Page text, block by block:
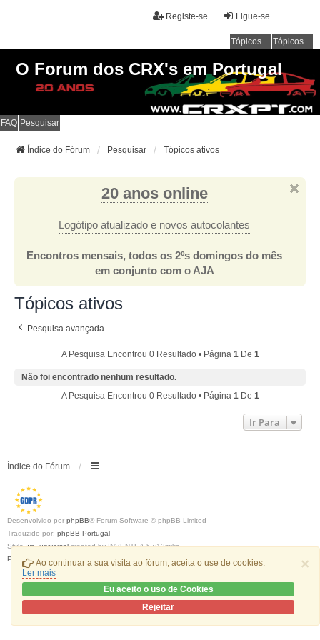
×
Ao continuar a sua visita ao fórum, aceita o use de cookies.
Ler mais
Eu aceito o uso de Cookies
Rejeitar
Ligue-se
Registe-se
Tópicos sem resposta Tópicos ativos
O Forum dos CRX's em Portugal
FAQ Pesquisar
Índice do Fórum Pesquisar Tópicos ativos
20 anos online
Logótipo atualizado e novos autocolantes
Encontros mensais, todos os 2ºs domingos do mês
em conjunto com o AJA
Tópicos ativos
Pesquisa avançada
A Pesquisa Encontrou 0 Resultado • Página 1De 1
Não foi encontrado nenhum resultado.
A Pesquisa Encontrou 0 Resultado • Página 1De 1
Ir Para
Índice do Fórum
Desenvolvido por phpBB® Forum Software © phpBB Limited
Traduzido por: phpBB Portugal
Stylewe_universalcreated by INVENTEA & v12mike
Privacidade
Termos